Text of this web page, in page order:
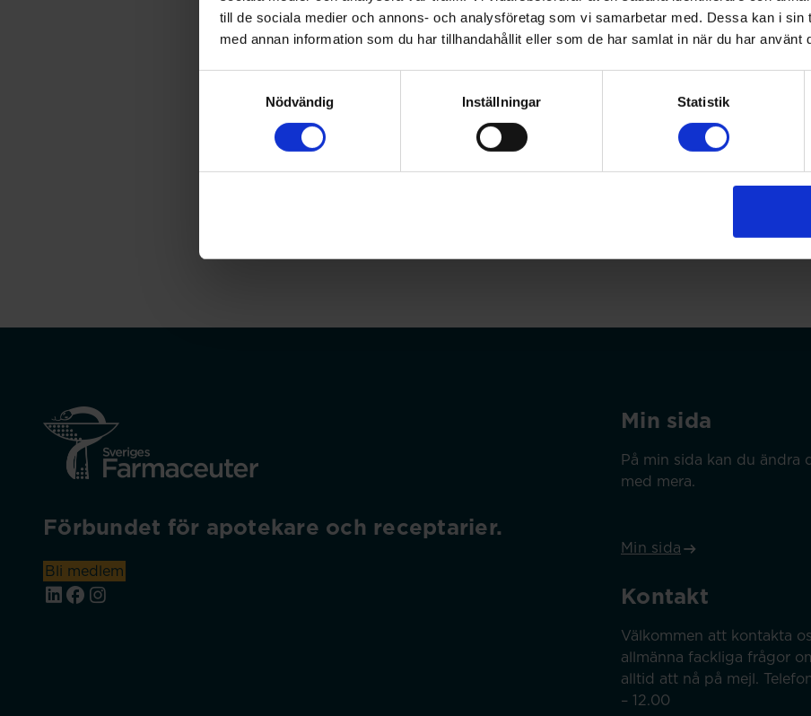
till de sociala medier och annons- och analysföretag som vi samarbetar med. Dessa kan i sin
med annan information som du har tillhandahållit eller som de har samlat in när du har använt
Nödvändig
Inställningar Statistik
här fallet farmaceuter. Bristen på medarbetare leder i sin tur till att fler slutar på
och belastning, säger Annika Hage Nederström och fortsätter.
— För att bryta denna utveckling krävs att arbetsgivare prioriterar och åtgärdar
vilket bland annat innebär att förebygga stress och skapa en miljö där
verka över tid.
Läs hela artikeln här (svenskfarmaci.se)
Förbundet för apotekare och receptarier.
Bli medlem
Min sida
På min sida kan du
med mera.
Min sida
Kontakt
Välkommen att kontakta
allmänna fackliga frågor
alltid att nå på mejl.
– 12.00